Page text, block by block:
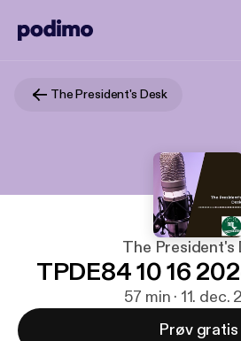
The President's Desk
The President's
TPDE84 10 16
57 min · 11. dec.
Prøv gratis